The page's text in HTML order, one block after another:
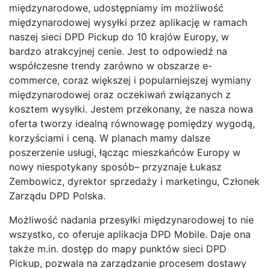
międzynarodowe, udostępniamy im możliwość
międzynarodowej wysyłki przez aplikację w ramach
naszej sieci DPD Pickup do 10 krajów Europy, w
bardzo atrakcyjnej cenie. Jest to odpowiedź na
współczesne trendy zarówno w obszarze e-
commerce, coraz większej i popularniejszej wymiany
międzynarodowej oraz oczekiwań związanych z
kosztem wysyłki. Jestem przekonany, że nasza nowa
oferta tworzy idealną równowagę pomiędzy wygodą,
korzyściami i ceną. W planach mamy dalsze
poszerzenie usługi, łącząc mieszkańców Europy w
nowy niespotykany sposób– przyznaje Łukasz
Zembowicz, dyrektor sprzedaży i marketingu, Członek
Zarządu DPD Polska.
Możliwość nadania przesyłki międzynarodowej to nie
wszystko, co oferuje aplikacja DPD Mobile. Daje ona
także m.in. dostęp do mapy punktów sieci DPD
Pickup, pozwala na zarządzanie procesem dostawy